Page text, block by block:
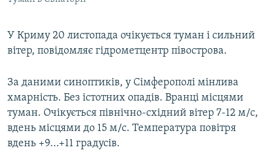
УКРАЇНСЬКА ПРОБЛЕМА КРИМУ
Усі сайти RFE/RL
У Криму 20 листопада очікується туман і сильний
вітер, повідомляє гідрометцентр півострова.
За даними синоптиків, у Сімферополі мінлива
хмарність. Без істотних опадів. Вранці місцями
туман. Очікується північно-східний вітер 7-12 м/с,
вдень місцями до 15 м/с. Температура повітря
вдень +9...+11 градусів.